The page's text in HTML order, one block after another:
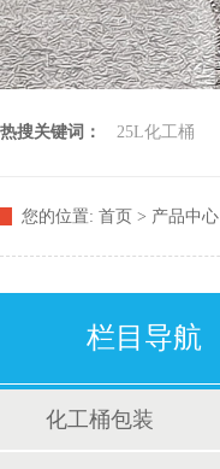
热搜关键词： 25L化工桶
您的位置: 首页 > 产品中心
栏目导航
化工桶包装